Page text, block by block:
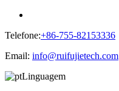
Telefone:+86-755-82153336
Email: info@ruifujietech.com
Linguagem